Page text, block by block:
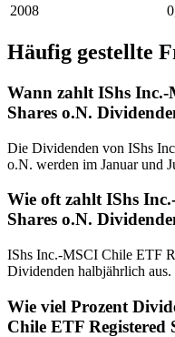
2008
Häufig gestellte
Wann zahlt IShs Inc.-
Shares o.N.
Die Dividenden von IShs
o.N. werden im Januar und
Wie oft zahlt IShs
Shares o.N.
IShs Inc.-MSCI Chile ETF
Dividenden halbjährlich aus.
Wie viel Prozent
Chile ETF Registered